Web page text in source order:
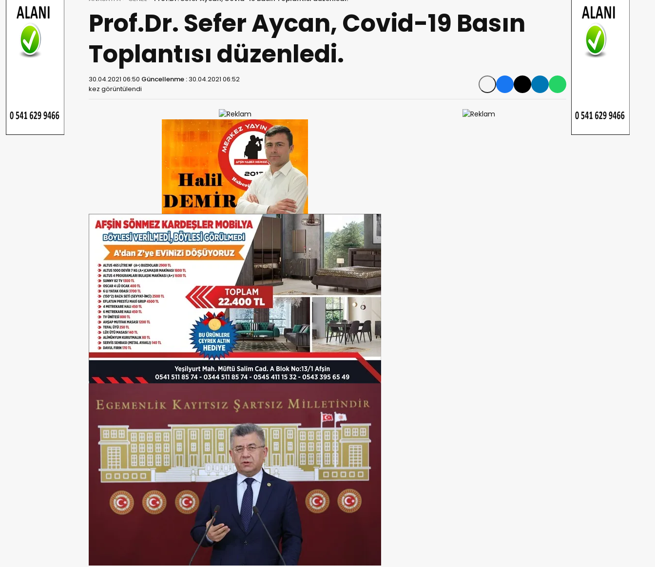
Prof.Dr. Sefer Aycan, Covid-19 Basın
Toplantısı düzenledi.
30.04.2021 06:50 Güncellenme :30.04.2021 06:52
kez görüntülendi